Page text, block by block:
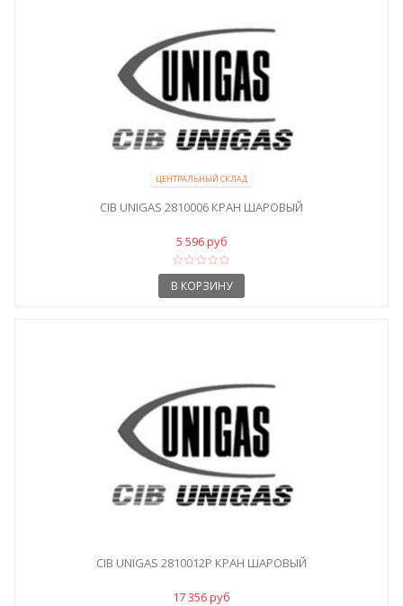
ЦЕНТРАЛЬНЫЙ СКЛАД
CIB UNIGAS 2810006 КРАН ШАРОВЫЙ
5 596 руб
В КОРЗИНУ
CIB UNIGAS 2810012P КРАН ШАРОВЫЙ
17 356 руб